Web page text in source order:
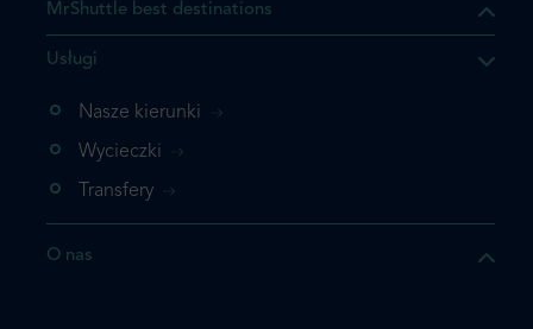
którego szukasz jest już
nie chcesz dodawać go
MrShuttle best destinations
Usługi
Nasze kierunki
Wycieczki
Transfery
O nas